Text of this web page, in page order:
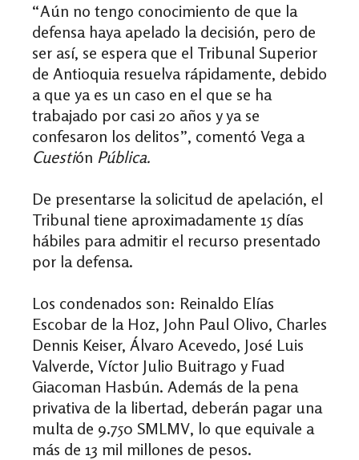
“Aún no tengo conocimiento de que la
defensa haya apelado la decisión, pero de
ser así, se espera que el Tribunal Superior
de Antioquia resuelva rápidamente, debido
a que ya es un caso en el que se ha
trabajado por casi 20 años y ya se
confesaron los delitos”, comentó Vega a
Cuestión Pública.
De presentarse la solicitud de apelación, el
Tribunal tiene aproximadamente 15 días
hábiles para admitir el recurso presentado
por la defensa.
Los condenados son: Reinaldo Elías
Escobar de la Hoz, John Paul Olivo, Charles
Dennis Keiser, Álvaro Acevedo, José Luis
Valverde, Víctor Julio Buitrago y Fuad
Giacoman Hasbún. Además de la pena
privativa de la libertad, deberán pagar una
multa de 9.750 SMLMV, lo que equivale a
más de 13 mil millones de pesos.